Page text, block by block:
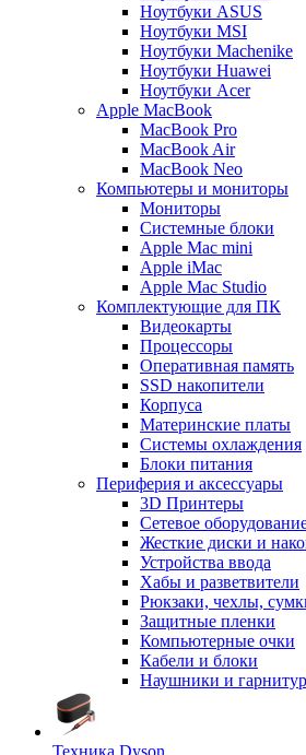
Ноутбуки ASUS
Ноутбуки MSI
Ноутбуки Machenike
Ноутбуки Huawei
Ноутбуки Acer
Apple MacBook
MacBook Pro
MacBook Air
MacBook Neo
Компьютеры и мониторы
Мониторы
Системные блоки
Apple Mac mini
Apple iMac
Apple Mac Studio
Комплектующие для ПК
Видеокарты
Процессоры
Оперативная память
SSD накопители
Корпуса
Материнские платы
Системы охлаждения
Блоки питания
Периферия и аксессуары
3D Принтеры
Сетевое
Жесткие диски и
Устройства ввода
Хабы и разветвители
Рюкзаки, чехлы,
Защитные пленки
Компьютерные очки
Кабели и блоки
Наушники и
Техника Dyson